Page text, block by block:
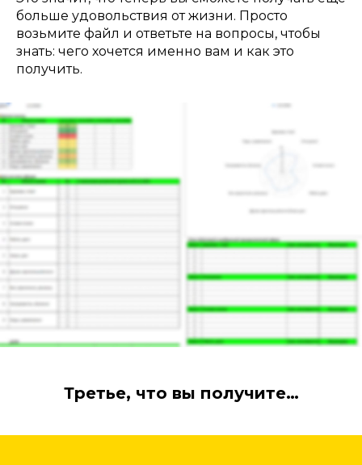
больше удовольствия от жизни. Просто
возьмите файл и ответьте на вопросы, чтобы
знать: чего хочется именно вам и как это
получить.
Третье, что вы получите…